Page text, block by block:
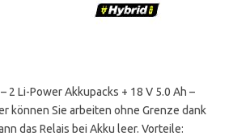
2 Li-Power Akkupacks + 18 V 5.0 Ah –
können Sie arbeiten ohne Grenze dank
das Relais bei Akku leer. Vorteile: